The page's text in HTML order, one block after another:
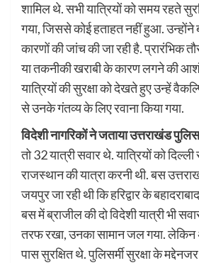
शामिल थे. सभी यात्रियों को समय रहते
गया, जिससे कोई हताहत नहीं हुआ.
कारणों की जांच की जा रही है. प्रारंभिक
या तकनीकी खराबी के कारण लगने की
यात्रियों की सुरक्षा को देखते हुए उन्हें
से उनके गंतव्य के लिए रवाना किया गया.
विदेशी नागरिकों ने जताया उत्तराखंड
तो 32 यात्री सवार थे. यात्रियों को
राजस्थान की यात्रा करनी थी. बस
जयपुर जा रही थी कि हरिद्वार के
बस में ब्राजील की दो विदेशी यात्री भी
तरफ रखा, उनका सामान जल गया.
पास सुरक्षित थे. पुलिसर्मी सुरक्षा के